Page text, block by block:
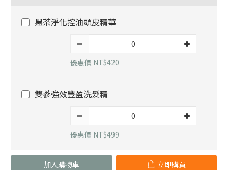
黑茶淨化控油頭皮精華
優惠價 NT$420
雙蔘強效豐盈洗髮精
優惠價 NT$499
加入購物車 立即購買